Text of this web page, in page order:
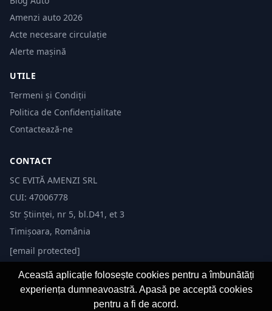
Amenzi auto 2026
Acte necesare circulație
Alerte mașină
UTILE
Termeni și Condiții
Politica de Confidențialitate
Contactează-ne
CONTACT
SC EVITĂ AMENZI SRL
CUI: 47006778
Str Științei, nr 5, bl.D41, et 3
Timișoara, România
[email protected]
Această aplicație folosește cookies pentru a îmbunătăți
experiența dumneavoastră. Apasă pe acceptă cookies
pentru a fi de acord.